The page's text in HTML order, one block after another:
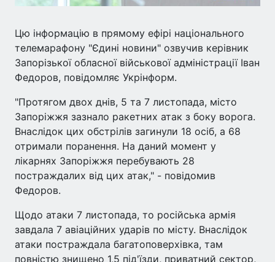
Цю інформацію в прямому ефірі національного
телемарафону "Єдині новини" озвучив керівник
Запорізької обласної військової адміністрації Іван
Федоров, повідомляє Укрінформ.
"Протягом двох днів, 5 та 7 листопада, місто
Запоріжжя зазнало ракетних атак з боку ворога.
Внаслідок цих обстрілів загинули 18 осіб, а 68
отримали поранення. На даний момент у
лікарнях Запоріжжя перебувають 28
постраждалих від цих атак," - повідомив
Федоров.
Щодо атаки 7 листопада, то російська армія
завдала 7 авіаційних ударів по місту. Внаслідок
атаки постраждала багатоповерхівка, там
повністю знищено 1,5 під'їзди, приватний сектор,